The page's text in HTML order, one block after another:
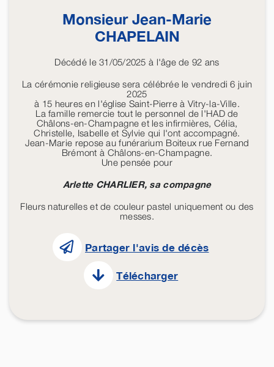
Monsieur Jean-Marie
CHAPELAIN
Décédé le 31/05/2025 à l'âge de 92 ans
La cérémonie religieuse sera célébrée le vendredi 6 juin
2025
à 15 heures en l'église Saint-Pierre à Vitry-la-Ville.
La famille remercie tout le personnel de l'HAD de
Châlons-en-Champagne et les infirmières, Célia,
Christelle, Isabelle et Sylvie qui l'ont accompagné.
Jean-Marie repose au funérarium Boiteux rue Fernand
Brémont à Châlons-en-Champagne.
Une pensée pour
Arlette CHARLIER, sa compagne
Fleurs naturelles et de couleur pastel uniquement ou des
messes.
Partager l'avis de décès
Télécharger